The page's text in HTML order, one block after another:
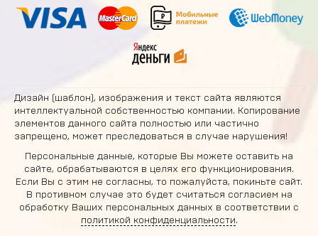
Дизайн (шаблон), изображения и текст сайта являются
интеллектуальной собственностью компании. Копирование
элементов данного сайта полностью или частично
запрещено, может преследоваться в случае нарушения!
Персональные данные, которые Вы можете оставить на
сайте, обрабатываются в целях его функционирования.
Если Вы с этим не согласны, то пожалуйста, покиньте сайт.
В противном случае это будет считаться согласием на
обработку Ваших персональных данных в соответствии с
политикой конфиденциальности.